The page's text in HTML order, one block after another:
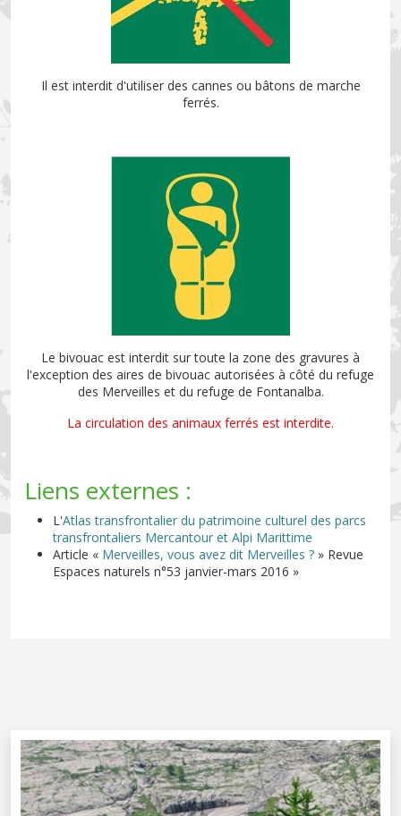
Il est interdit d'utiliser des cannes ou bâtons de marche
ferrés.
Le bivouac est interdit sur toute la zone des gravures à
l'exception des aires de bivouac autorisées à côté du refuge
des Merveilles et du refuge de Fontanalba.
La circulation des animaux ferrés est interdite.
Liens externes :
L'Atlas transfrontalier du patrimoine culturel des parcs
transfrontaliers Mercantour et Alpi Marittime
Article « Merveilles, vous avez dit Merveilles ? » Revue
Espaces naturels n°53 janvier-mars 2016 »